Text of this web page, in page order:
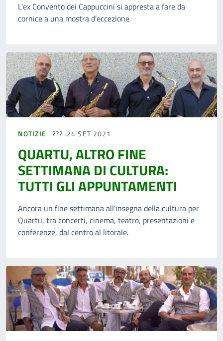
L’ex Convento dei Cappuccini si appresta a fare da
cornice a una mostra d’eccezione
NOTIZIE 24 SET 2021
QUARTU, ALTRO FINE
SETTIMANA DI CULTURA:
TUTTI GLI APPUNTAMENTI
Ancora un fine settimana all'insegna della cultura per
Quartu, tra concerti, cinema, teatro, presentazioni e
conferenze, dal centro al litorale.